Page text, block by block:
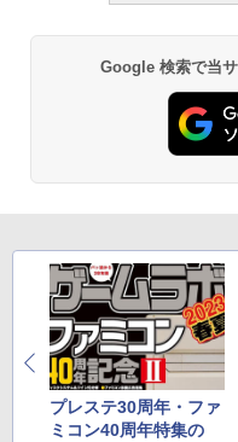
Google 検索で当
プレステ30周年・ファ
ミコン40周年特集の